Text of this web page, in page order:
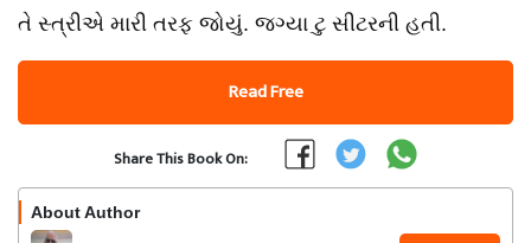
તે સ્ત્રીએ મારી તરફ જોયું. જગ્યા ટુ સીટરની હતી.
Read Free
Share This Book On:
About Author